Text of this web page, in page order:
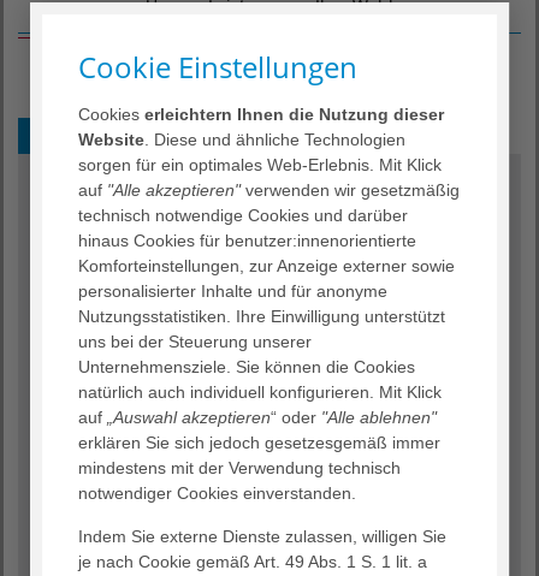
Unsere Leistungen – Ihre Wahl
Premiumstation
Unsere Premiumstation ist exklusiv und
modern ausgestattet.
Erfahren Sie alles rund um unsere
Premiumstation ›
Cookie Einstellungen
Cookieserleichtern Ihnen die Nutzung dieser
Website . Diese und ähnliche Technologien
sorgen für ein optimales Web-Erlebnis. Mit Klick
auf "Alle akzeptieren"verwenden wir gesetzmäßig
technisch notwendige Cookies und darüber
hinaus Cookies für benutzer:innenorientierte
Komforteinstellungen, zur Anzeige externer sowie
personalisierter Inhalte und für anonyme
Nutzungsstatistiken. Ihre Einwilligung unterstützt
uns bei der Steuerung unserer
Unternehmensziele. Sie können die Cookies
natürlich auch individuell konfigurieren. Mit Klick
auf „Auswahl akzeptieren“ oder "Alle ablehnen"
erklären Sie sich jedoch gesetzesgemäß immer
mindestens mit der Verwendung technisch
notwendiger Cookies einverstanden.
Indem Sie externe Dienste zulassen, willigen Sie
je nach Cookie gemäß Art. 49 Abs. 1 S. 1 lit. a